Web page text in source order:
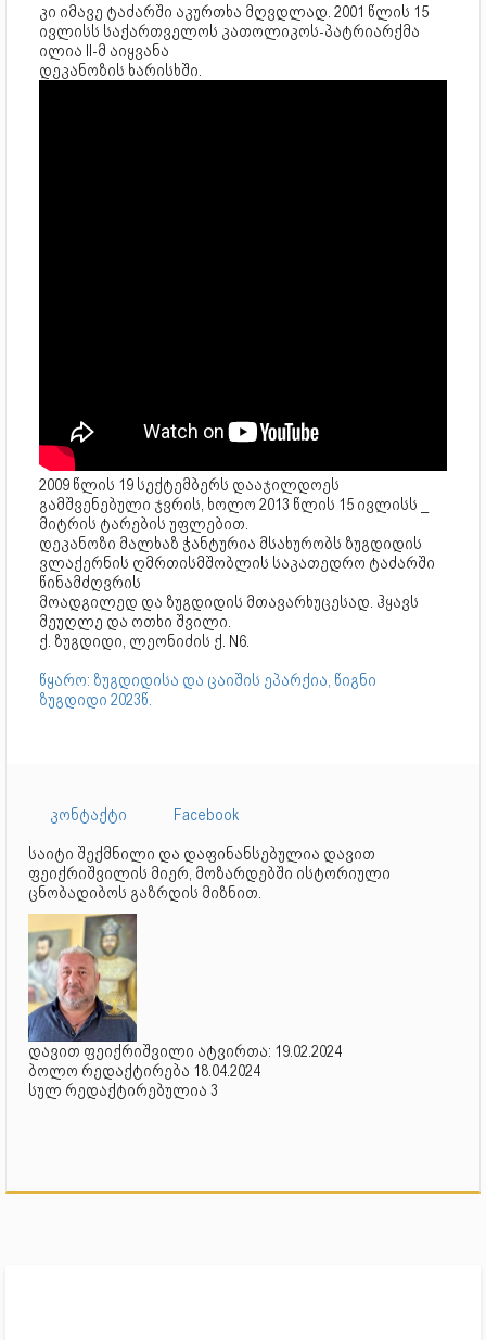
კი იმავე ტაძარში აკურთხა მღვდლად. 2001 წლის 15
ივლისს საქართველოს კათოლიკოს-პატრიარქმა
ილია II-მ აიყვანა
დეკანოზის ხარისხში.
2009 წლის 19 სექტემბერს დააჯილდოეს
გამშვენებული ჯვრის, ხოლო 2013 წლის 15 ივლისს _
მიტრის ტარების უფლებით.
დეკანოზი მალხაზ ჭანტურია მსახურობს ზუგდიდის
ვლაქერნის ღმრთისმშობლის საკათედრო ტაძარში
წინამძღვრის
მოადგილედ და ზუგდიდის მთავარხუცესად. ჰყავს
მეუღლე და ოთხი შვილი.
ქ. ზუგდიდი, ლეონიძის ქ. N6.
წყარო: ზუგდიდისა და ცაიშის ეპარქია, წიგნი
ზუგდიდი 2023წ.
კონტაქტი
Facebook
საიტი შექმნილი და დაფინანსებულია დავით
ფეიქრიშვილის მიერ, მოზარდებში ისტორიული
ცნობადიბოს გაზრდის მიზნით.
დავით ფეიქრიშვილი ატვირთა: 19.02.2024
ბოლო რედაქტირება 18.04.2024
სულ რედაქტირებულია 3